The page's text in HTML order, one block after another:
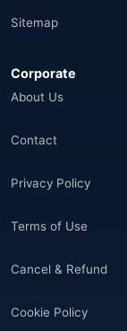
Sitemap
Corporate
About Us
Contact
Privacy Policy
Terms of Use
Cancel & Refund
Cookie Policy